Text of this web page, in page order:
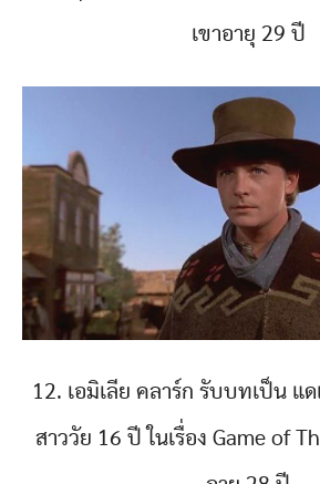
เขาอายุ 29 ปี
12. เอมิเลีย คลาร์ก รับบทเป็น แด
สาววัย 16 ปี ในเรื่อง Game of